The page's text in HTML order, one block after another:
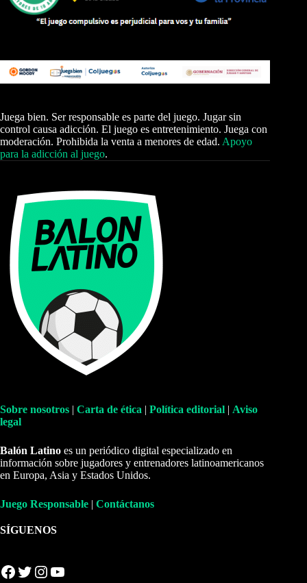
Juega bien. Ser responsable es parte del juego. Jugar sin
control causa adicción. El juego es entretenimiento. Juega con
moderación. Prohibida la venta a menores de edad. Apoyo
para la adicción al juego.
Sobre nosotros | Carta de ética | Política editorial | Aviso
legal
Balón Latino es un periódico digital especializado en
información sobre jugadores y entrenadores latinoamericanos
en Europa, Asia y Estados Unidos.
Juego Responsable | Contáctanos
SÍGUENOS
Facebook Twitter Instagram YouTube